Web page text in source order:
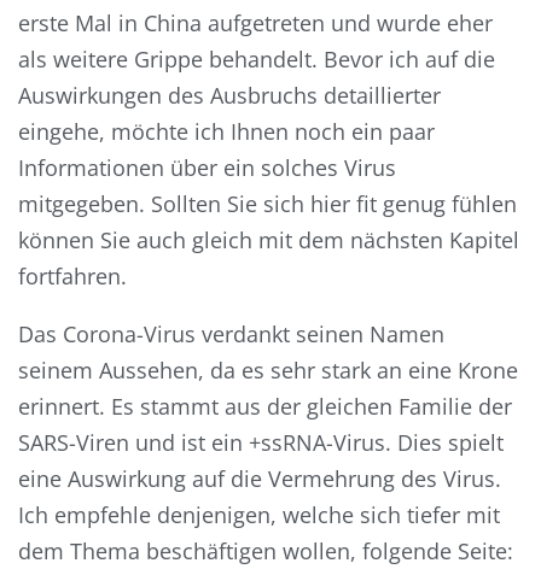
erste Mal in China aufgetreten und wurde eher
als weitere Grippe behandelt. Bevor ich auf die
Auswirkungen des Ausbruchs detaillierter
eingehe, möchte ich Ihnen noch ein paar
Informationen über ein solches Virus
mitgegeben. Sollten Sie sich hier fit genug fühlen
können Sie auch gleich mit dem nächsten Kapitel
fortfahren.
Das Corona-Virus verdankt seinen Namen
seinem Aussehen, da es sehr stark an eine Krone
erinnert. Es stammt aus der gleichen Familie der
SARS-Viren und ist ein +ssRNA-Virus. Dies spielt
eine Auswirkung auf die Vermehrung des Virus.
Ich empfehle denjenigen, welche sich tiefer mit
dem Thema beschäftigen wollen, folgende Seite: